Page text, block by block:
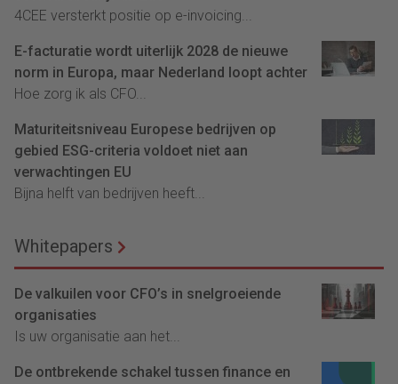
4CEE versterkt positie op e-invoicing...
E-facturatie wordt uiterlijk 2028 de nieuwe
norm in Europa, maar Nederland loopt achter
Hoe zorg ik als CFO...
Maturiteitsniveau Europese bedrijven op
gebied ESG-criteria voldoet niet aan
verwachtingen EU
Bijna helft van bedrijven heeft...
Whitepapers
De valkuilen voor CFO’s in snelgroeiende
organisaties
Is uw organisatie aan het...
De ontbrekende schakel tussen finance en